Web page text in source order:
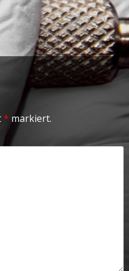
* markiert.